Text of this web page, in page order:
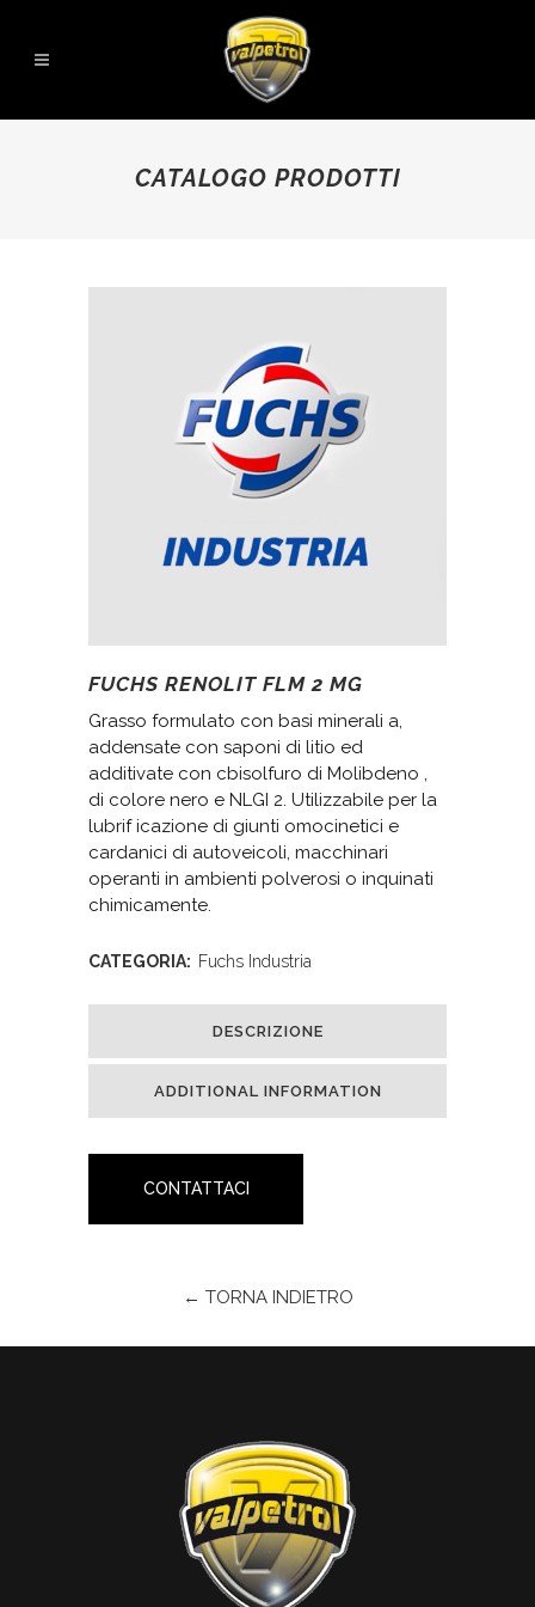
CATALOGO PRODOTTI
FUCHS RENOLIT FLM 2 MG
Grasso formulato con basi minerali a,
addensate con saponi di litio ed
additivate con cbisolfuro di Molibdeno ,
di colore nero e NLGI 2. Utilizzabile per la
lubrif icazione di giunti omocinetici e
cardanici di autoveicoli, macchinari
operanti in ambienti polverosi o inquinati
chimicamente.
CATEGORIA: Fuchs Industria
DESCRIZIONE
ADDITIONAL INFORMATION
CONTATTACI
← TORNA INDIETRO